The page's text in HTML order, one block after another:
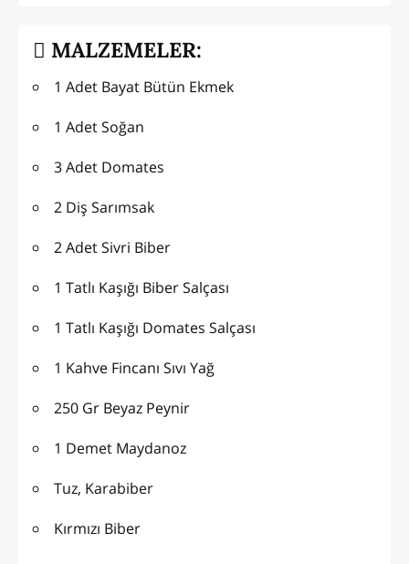
MALZEMELER:
1 Adet Bayat Bütün Ekmek
1 Adet Soğan
3 Adet Domates
2 Diş Sarımsak
2 Adet Sivri Biber
1 Tatlı Kaşığı Biber Salçası
1 Tatlı Kaşığı Domates Salçası
1 Kahve Fincanı Sıvı Yağ
250 Gr Beyaz Peynir
1 Demet Maydanoz
Tuz, Karabiber
Kırmızı Biber